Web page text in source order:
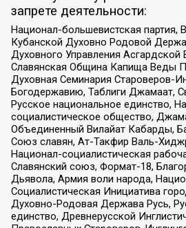
запрете деятельности:
Национал-большевистская партия,
Кубанской Духовно Родовой
Духовного Управления Асгардской
Славянская Община Капища Веды
Духовная Семинария Староверов-
Богодержавию, Таблиги Джамаат,
Русское национальное единство,
социалистическое общество,
Объединенный Вилайат Кабарды,
Союз славян, Ат-Такфир Валь-
Национал-социалистическая
Славянский союз, Формат-18,
Дьявола, Армия воли народа,
Социалистическая Инициатива
Духовно-Родовая Держава Русь,
единство, Древнерусской